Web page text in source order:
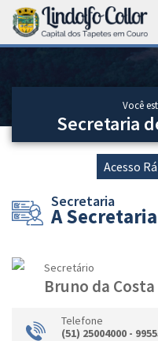
Ir para conteúdo principal
Conteúdo Principal
Você
Secretaria
Secretaria
A Secretaria
Secretário
Bruno da
Telefone
(51) 25004000 -